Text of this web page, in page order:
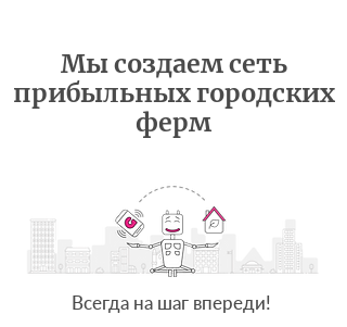
Мы создаем сеть
прибыльных городских
ферм
Всегда на шаг впереди!